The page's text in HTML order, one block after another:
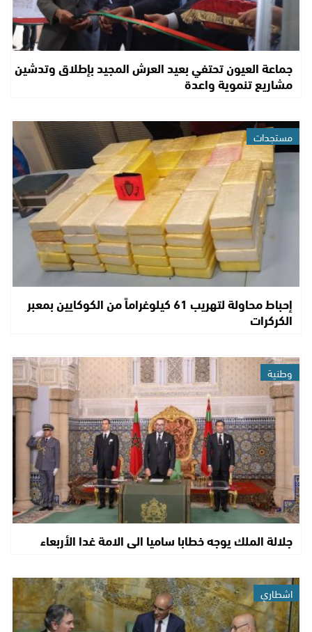
جماعة العيون تحتفي بعيد العرش المجيد بإطلاق وتدشين
مشاريع تنموية واعدة
مستجدات
إحباط محاولة لتهريب 61 كيلوغراماً من الكوكايين بمعبر
الكركرات
وطنية
جلالة الملك يوجه خطابا ساميا الى الامة غدا الأربعاء
اشطاري